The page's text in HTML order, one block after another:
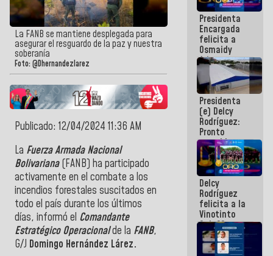
La FANB se mantiene desplegada para
asegurar el resguardo de la paz y nuestra
soberanía
Foto: @Dhernandezlarez
Publicado: 12/04/2024 11:36 AM
La Fuerza Armada Nacional
Bolivariana(FANB) ha participado
activamente en el combate a los
incendios forestales suscitados en
todo el país durante los últimos
días, informó el Comandante
Estratégico Operacionalde la FANB,
G/J Domingo Hernández Lárez.
fondos de
emergencia
post-sismos
Presidenta
Encargada
felicita a
Osmaidy
Arias y
Giraly
Marcano por
hacer
historia en
los
Centroamericanos
Presidenta
(e) Delcy
Rodríguez:
Pronto
restableceremos
las
operaciones
en el
Aeropuerto
Internacional
de
Maiquetía
Delcy
Rodríguez
felicita a la
Vinotinto
Sub 20
campeona
frente